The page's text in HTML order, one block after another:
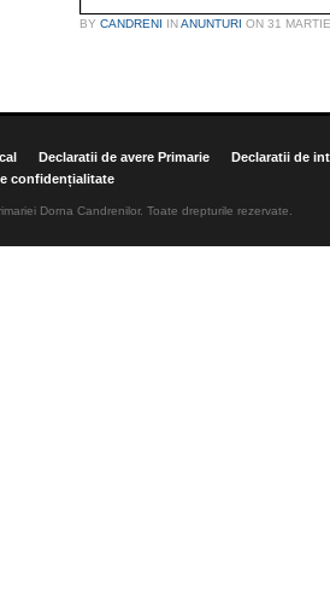
BY CANDRENI INANUNTURI ON 31
Declaratii de avere Primarie
Declaratii de
confidențialitate
Dorna Candrenilor. Toate drepturile rezervate.